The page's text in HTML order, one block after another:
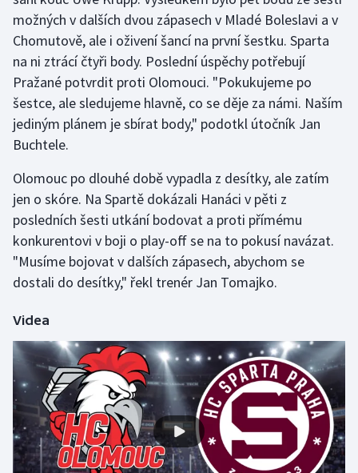
možných v dalších dvou zápasech v Mladé Boleslavi a v
Chomutově, ale i oživení šancí na první šestku. Sparta
na ni ztrácí čtyři body. Poslední úspěchy potřebují
Pražané potvrdit proti Olomouci. "Pokukujeme po
šestce, ale sledujeme hlavně, co se děje za námi. Naším
jediným plánem je sbírat body," podotkl útočník Jan
Buchtele.
Olomouc po dlouhé době vypadla z desítky, ale zatím
jen o skóre. Na Spartě dokázali Hanáci v pěti z
posledních šesti utkání bodovat a proti přímému
konkurentovi v boji o play-off se na to pokusí navázat.
"Musíme bojovat v dalších zápasech, abychom se
dostali do desítky," řekl trenér Jan Tomajko.
Videa